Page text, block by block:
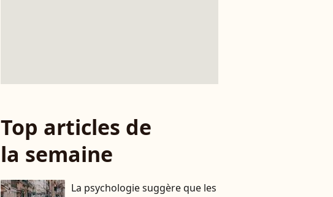
Top articles de
la semaine
La psychologie suggère que les